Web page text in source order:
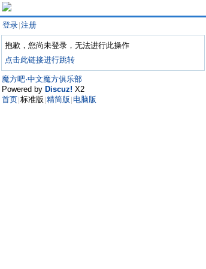
登录 注册
抱歉，您尚未登录，无法进行此操作
点击此链接进行跳转
魔方吧·中文魔方俱乐部
Powered by Discuz! X2
首页 标准版 精简版 电脑版